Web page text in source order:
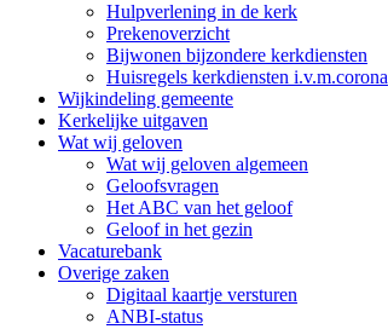
Hulpverlening in de kerk
Prekenoverzicht
Bijwonen bijzondere kerkdiensten
Huisregels kerkdiensten i.v.m.corona
Wijkindeling gemeente
Kerkelijke uitgaven
Wat wij geloven
Wat wij geloven algemeen
Geloofsvragen
Het ABC van het geloof
Geloof in het gezin
Vacaturebank
Overige zaken
Digitaal kaartje versturen
ANBI-status